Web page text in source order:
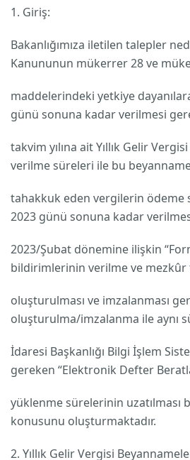
1. Giriş:
Bakanlığımıza iletilen talepler
Kanununun mükerrer 28 ve
maddelerindeki yetkiye
günü sonuna kadar verilmesi
takvim yılına ait Yıllık Gelir
verilme süreleri ile bu
tahakkuk eden vergilerin ödeme
2023 günü sonuna kadar
2023/Şubat dönemine ilişkin
bildirimlerinin verilme ve
oluşturulması ve imzalanması
oluşturulma/imzalanma ile aynı
İdaresi Başkanlığı Bilgi İşlem
gereken “Elektronik Defter
yüklenme sürelerinin uzatılması
konusunu oluşturmaktadır.
2. Yıllık Gelir Vergisi